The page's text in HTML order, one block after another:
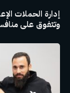
إدارة الحملات
وتتفوق على